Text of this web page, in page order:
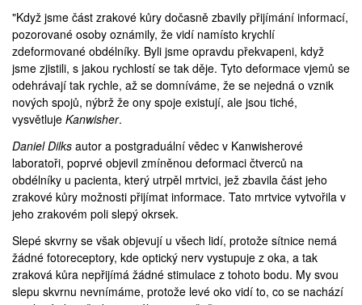
"Když jsme část zrakové kůry dočasně zbavily přijímání informací,
pozorované osoby oznámily, že vidí namísto krychlí
zdeformované obdélníky. Byli jsme opravdu překvapeni, když
jsme zjistili, s jakou rychlostí se tak děje. Tyto deformace vjemů se
odehrávají tak rychle, až se domníváme, že se nejedná o vznik
nových spojů, nýbrž že ony spoje existují, ale jsou tiché,
vysvětluje Kanwisher.
Daniel Dilks autor a postgraduální vědec v Kanwisherové
laboratoři, poprvé objevil zmíněnou deformaci čtverců na
obdélníky u pacienta, který utrpěl mrtvici, jež zbavila část jeho
zrakové kůry možnosti přijímat informace. Tato mrtvice vytvořila v
jeho zrakovém poli slepý okrsek.
Slepé skvrny se však objevují u všech lidí, protože sítnice nemá
žádné fotoreceptory, kde optický nerv vystupuje z oka, a tak
zraková kůra nepřijímá žádné stimulace z tohoto bodu. My svou
slepu skvrnu nevnímáme, protože levé oko vidí to, co se nachází